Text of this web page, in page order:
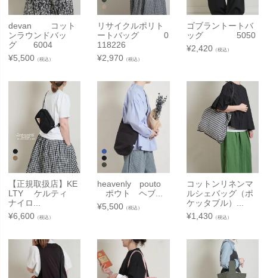
devan コット
ンラウンドバッ
グ 6004
¥5,500 （税込）
リサイクルポリト
ートバッグ 0
118226
¥2,970 （税込）
ゴブラントートバ
ッグ 5050
¥2,420（税込）
【正規取扱店】KE
LTY ケルティ
ナイロ...
¥6,600 （税込）
heavenly pouto
ポウト ヘブ...
¥5,500 （税込）
コットンリネンマ
ルシェバッグ（ポ
ケッタブル）...
¥1,430（税込）